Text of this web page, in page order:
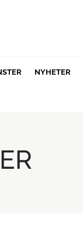
NYHETER